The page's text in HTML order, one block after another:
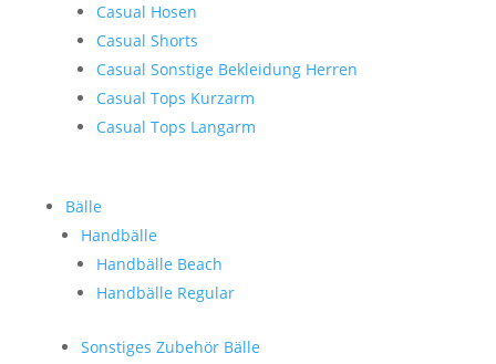
Casual Hosen
Casual Shorts
Casual Sonstige Bekleidung Herren
Casual Tops Kurzarm
Casual Tops Langarm
Bälle
Handbälle
Handbälle Beach
Handbälle Regular
Sonstiges Zubehör Bälle